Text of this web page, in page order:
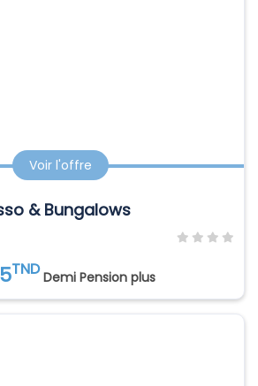
Voir l'offre
& Bungalows
TND Demi Pension plus